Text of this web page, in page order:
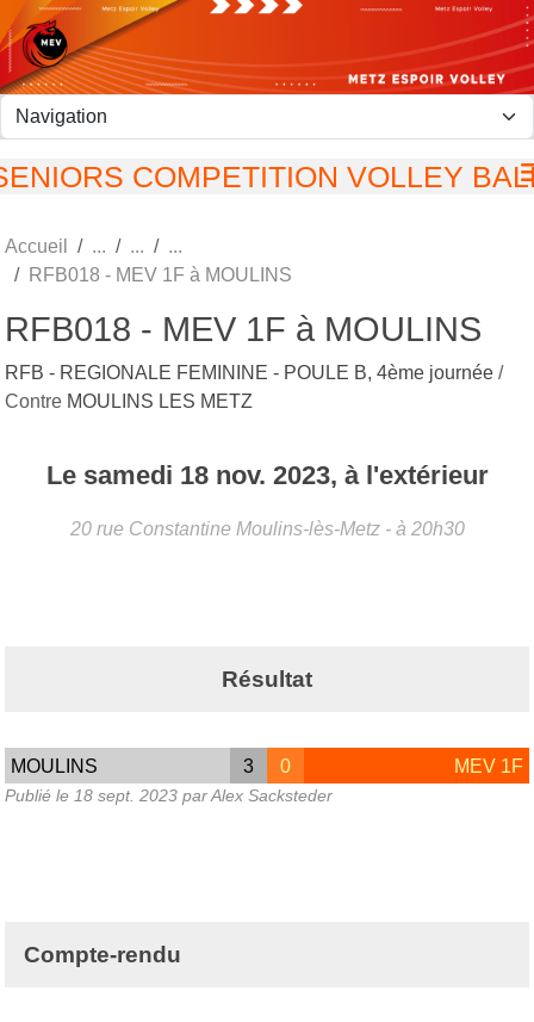
COMPETITION VOLLEY
Accueil
RFB018 - MEV 1F à MOULINS
RFB018 - MEV 1F à MOULINS
RFB - REGIONALE FEMININE - POULE B, 4ème journée /
Contre MOULINS LES METZ
Le samedi 18 nov. 2023, à l'extérieur
20 rue Constantine Moulins-lès-Metz - à 20h30
Résultat
MOULINS 3 0 MEV 1F
Publié le 18 sept. 2023 par Alex Sacksteder
Compte-rendu
Panneau de gestion des cookies